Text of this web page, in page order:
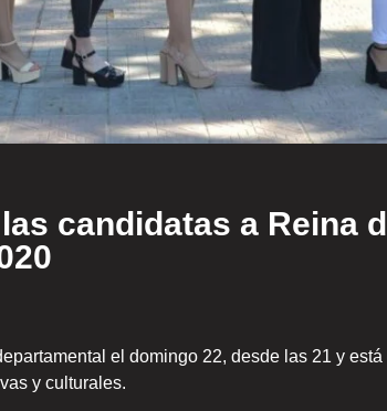
candidatas a Reina
el domingo 22, desde las 21 y
y culturales.